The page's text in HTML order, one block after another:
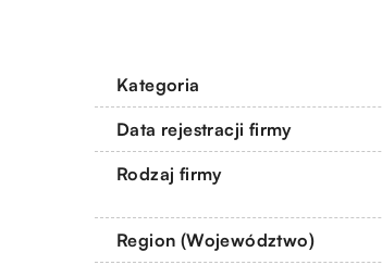
Kategoria
Data rejestracji firmy
Rodzaj firmy
Region (Województwo)